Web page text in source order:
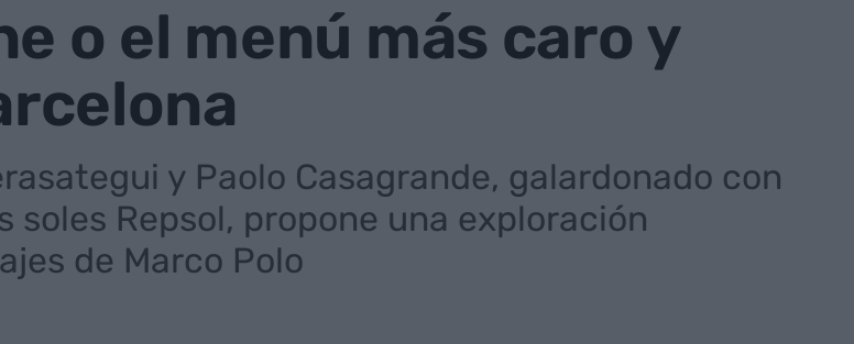
o el menú más caro y
y Paolo Casagrande, galardonado con
Repsol, propone una exploración
de Marco Polo